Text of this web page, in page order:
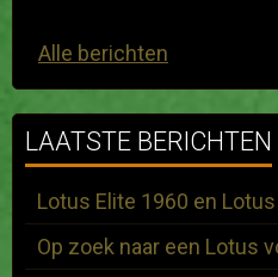
Alle berichten
LAATSTE BERICHTEN
Lotus Elite 1960 en
Op zoek naar een Lotus